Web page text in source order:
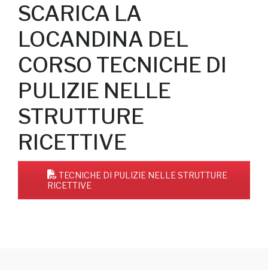
SCARICA LA
LOCANDINA DEL
CORSO TECNICHE DI
PULIZIE NELLE
STRUTTURE
RICETTIVE
TECNICHE DI PULIZIE NELLE STRUTTURE
RICETTIVE